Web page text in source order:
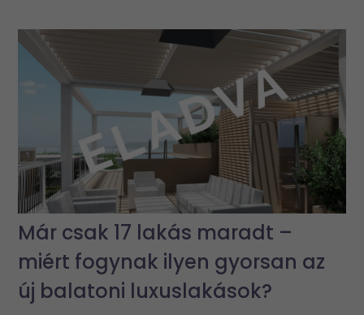
Már csak 17 lakás maradt –
miért fogynak ilyen gyorsan az
új balatoni luxuslakások?